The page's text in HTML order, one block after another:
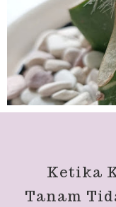
Ketika
Tanam